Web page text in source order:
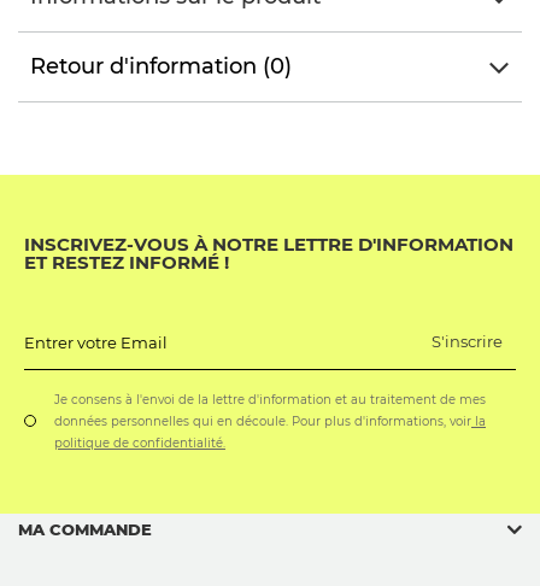
Retour d'information (0)
INSCRIVEZ-VOUS À NOTRE LETTRE D'INFORMATION
ET RESTEZ INFORMÉ !
Entrer votre Email S'inscrire
Je consens à l'envoi de la lettre d'information et au traitement de mes
données personnelles qui en découle. Pour plus d'informations, voir la
politique de confidentialité.
MA COMMANDE